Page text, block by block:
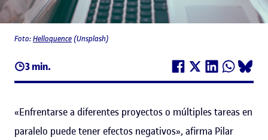
3 min.
Foto:Helloquence (Unsplash)
«Enfrentarse a diferentes proyectos o múltiples tareas en
paralelo puede tener efectos negativos», afirma Pilar